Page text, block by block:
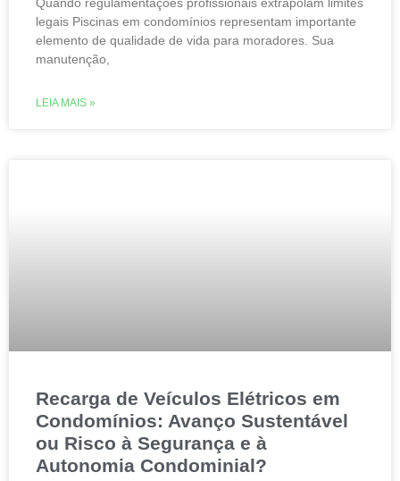
legais Piscinas em condomínios representam importante
elemento de qualidade de vida para moradores. Sua
manutenção,
LEIA MAIS »
Recarga de Veículos Elétricos em
Condomínios: Avanço Sustentável
ou Risco à Segurança e à
Autonomia Condominial?